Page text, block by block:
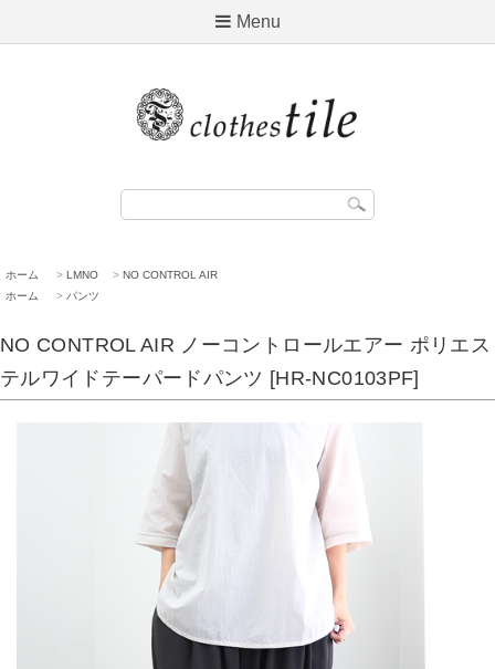
Menu
ホーム > LMNO > NO CONTROL AIR
ホーム
> パンツ
NO CONTROL AIR ノーコントロールエアー ポリエス
テルワイドテーパードパンツ [HR-NC0103PF]